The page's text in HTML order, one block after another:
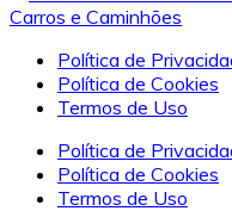
Política de
Política de Cookies
Termos de Uso
Política de
Política de Cookies
Termos de Uso